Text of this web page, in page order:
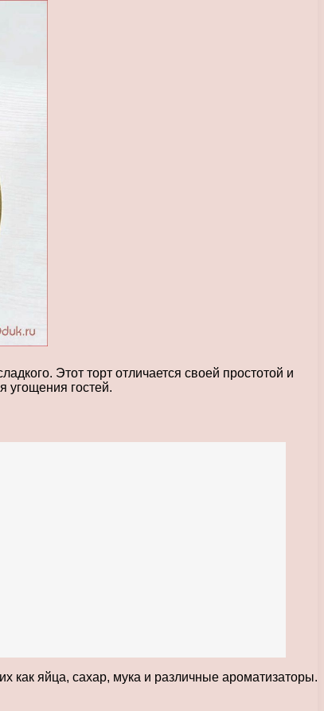
Этот торт отличается своей простотой и
угощения гостей.
как яйца, сахар, мука и различные ароматизаторы.